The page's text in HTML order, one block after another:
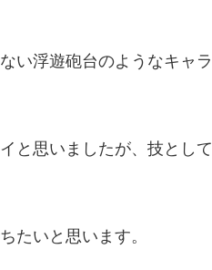
い浮遊砲台のようなキャラ
と思いましたが、技として
たいと思います。